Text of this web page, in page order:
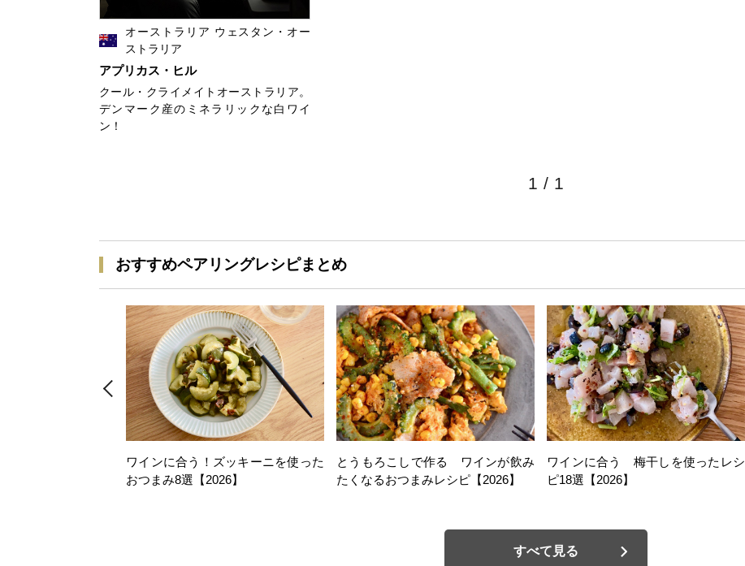
オーストラリア ウェスタン・オー
ストラリア
アプリカス・ヒル
クール・クライメイトオーストラリア。
デンマーク産のミネラリックな白ワイ
ン！
1 / 1
おすすめペアリングレシピまとめ
ワインに合う！ズッキーニを使った
おつまみ8選【2026】
とうもろこしで作る ワインが飲み
たくなるおつまみレシピ【2026】
ワインに合う 梅干しを使ったレシ
ピ18選【2026】
すべて見る